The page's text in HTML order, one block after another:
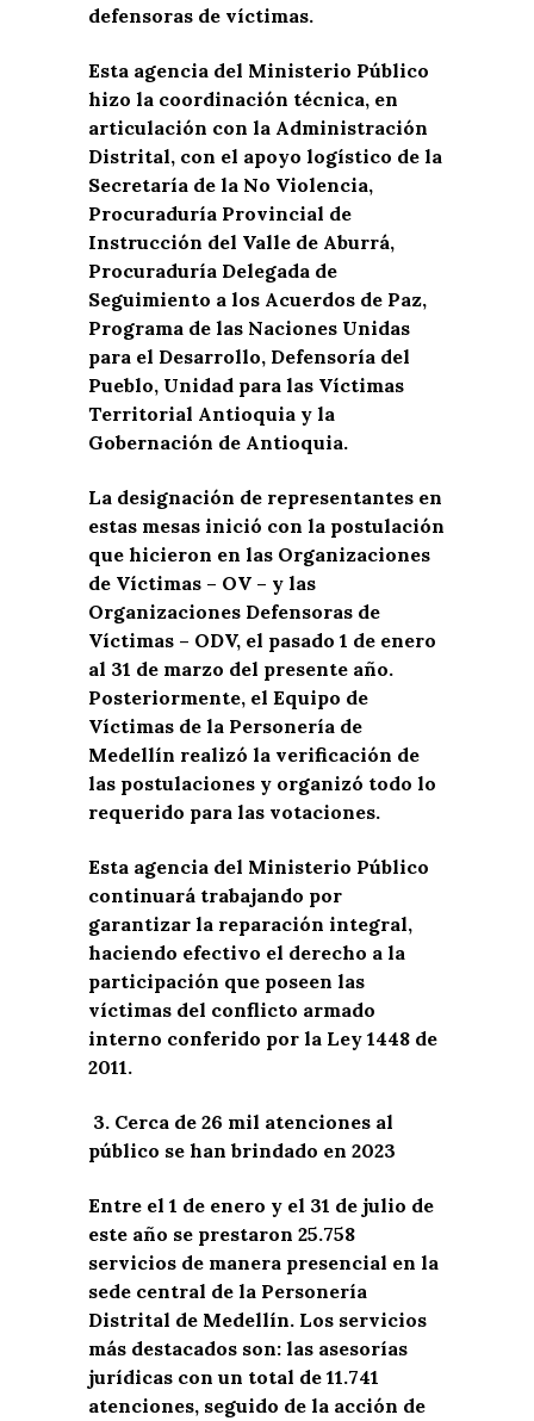
defensoras de víctimas.
Esta agencia del Ministerio Público
hizo la coordinación técnica, en
articulación con la Administración
Distrital, con el apoyo logístico de la
Secretaría de la No Violencia,
Procuraduría Provincial de
Instrucción del Valle de Aburrá,
Procuraduría Delegada de
Seguimiento a los Acuerdos de Paz,
Programa de las Naciones Unidas
para el Desarrollo, Defensoría del
Pueblo, Unidad para las Víctimas
Territorial Antioquia y la
Gobernación de Antioquia.
La designación de representantes en
estas mesas inició con la postulación
que hicieron en las Organizaciones
de Víctimas – OV – y las
Organizaciones Defensoras de
Víctimas – ODV, el pasado 1 de enero
al 31 de marzo del presente año.
Posteriormente, el Equipo de
Víctimas de la Personería de
Medellín realizó la verificación de
las postulaciones y organizó todo lo
requerido para las votaciones.
Esta agencia del Ministerio Público
continuará trabajando por
garantizar la reparación integral,
haciendo efectivo el derecho a la
participación que poseen las
víctimas del conflicto armado
interno conferido por la Ley 1448 de
2011.
3. Cerca de 26 mil atenciones al
público se han brindado en 2023
Entre el 1 de enero y el 31 de julio de
este año se prestaron 25.758
servicios de manera presencial en la
sede central de la Personería
Distrital de Medellín. Los servicios
más destacados son: las asesorías
jurídicas con un total de 11.741
atenciones, seguido de la acción de